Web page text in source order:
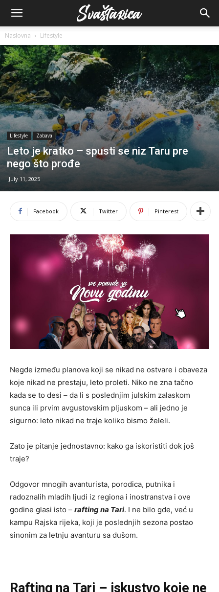
Naslovna Lifestyle
Lifestyle Zabava
Leto je kratko – spusti se niz Taru pre
nego što prođe
July 11, 2025
Facebook Twitter Pinterest
Negde između planova koji se nikad ne ostvare i obaveza
koje nikad ne prestaju, leto proleti. Niko ne zna tačno
kada se to desi – da li s poslednjim julskim zalaskom
sunca ili prvim avgustovskim pljuskom – ali jedno je
sigurno: leto nikad ne traje koliko bismo želeli.
Zato je pitanje jednostavno: kako ga iskoristiti dok još
traje?
Odgovor mnogih avanturista, porodica, putnika i
radoznalih mladih ljudi iz regiona i inostranstva i ove
godine glasi isto – rafting na Tari. I ne bilo gde, već u
kampu Rajska rijeka, koji je poslednjih sezona postao
sinonim za letnju avanturu sa dušom.
Rafting na Tari – iskustvo koje ne